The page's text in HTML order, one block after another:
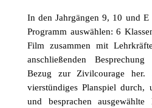
In den Jahrgängen 9, 10 und
Programm auswählen: 6
Film zusammen mit
anschließenden
Bezug zur Zivilcourage her.
vierstündiges Planspiel durch,
und besprachen